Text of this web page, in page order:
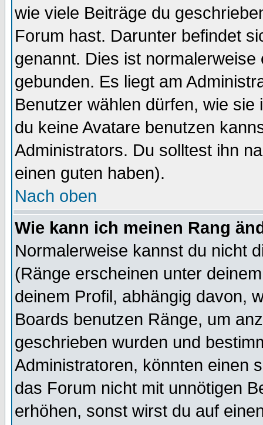
wie viele Beiträge du
Forum hast. Darunter befindet
genannt. Dies ist
gebunden. Es liegt am
Benutzer wählen dürfen, wie
du keine Avatare benutzen
Administrators. Du solltest ihn
einen guten haben).
Nach oben
Wie kann ich meinen Rang
Normalerweise kannst du nicht
(Ränge erscheinen unter
deinem Profil, abhängig davon,
Boards benutzen Ränge, um
geschrieben wurden und
Administratoren, könnten einen
das Forum nicht mit unnötigen
erhöhen, sonst wirst du auf